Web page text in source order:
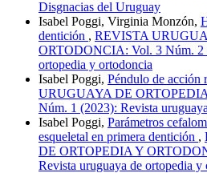
Disgnacias del Uruguay
Isabel Poggi, Virginia Monzón,
dentición , REVISTA
ORTODONCIA: Vol. 3 Núm. 2
ortopedia y ortodoncia
Isabel Poggi, Péndulo de acción
URUGUAYA DE
Núm. 1 (2023): Revista
Isabel Poggi, Parámetros
esqueletal en primera dentición ,
DE ORTOPEDIA Y
Revista uruguaya de ortopedia y